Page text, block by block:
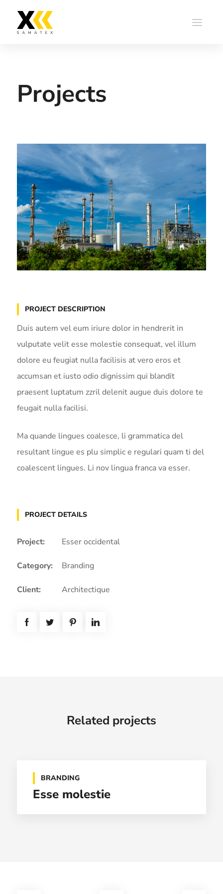
Projects
PROJECT DESCRIPTION
Duis autem vel eum iriure dolor in hendrerit in
vulputate velit esse molestie consequat, vel illum
dolore eu feugiat nulla facilisis at vero eros et
accumsan et iusto odio dignissim qui blandit
praesent luptatum zzril delenit augue duis dolore te
feugait nulla facilisi.
Ma quande lingues coalesce, li grammatica del
resultant lingue es plu simplic e regulari quam ti del
coalescent lingues. Li nov lingua franca va esser.
PROJECT DETAILS
Project: Esser occidental
Category: Branding
Client: Architectique
Related projects
BRANDING
Esse molestie